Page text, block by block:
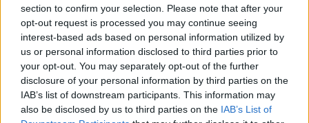
section to confirm your selection. Please note that after your
opt-out request is processed you may continue seeing
interest-based ads based on personal information utilized by
us or personal information disclosed to third parties prior to
your opt-out. You may separately opt-out of the further
disclosure of your personal information by third parties on the
IAB’s list of downstream participants. This information may
also be disclosed by us to third parties on the IAB’s List of